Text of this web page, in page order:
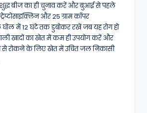
बीज का ही चुनाव करें और बुआई से पहले
और 25 ग्राम कॉपर
में 12 घंटे तक डुबोकर रखें जब यह रोग हो
वाली खादों का खेत में कम ही उपयोग करें और
रोकने के लिए खेत में उचित जल निकासी